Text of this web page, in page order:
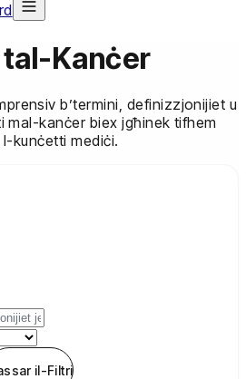
Kanċer
b’termini, definizzjonijiet u
kanċer biex jgħinek tifhem
kunċetti mediċi.
il-Filtri